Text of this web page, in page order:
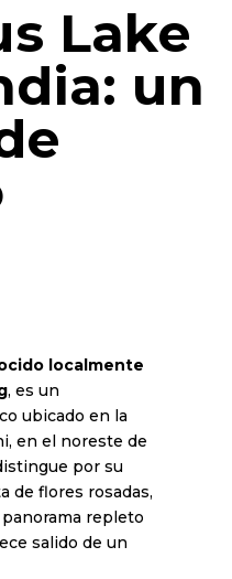
Lake
un
localmente
, es un
ubicado en la
en el noreste de
por su
de flores rosadas,
repleto
salido de un